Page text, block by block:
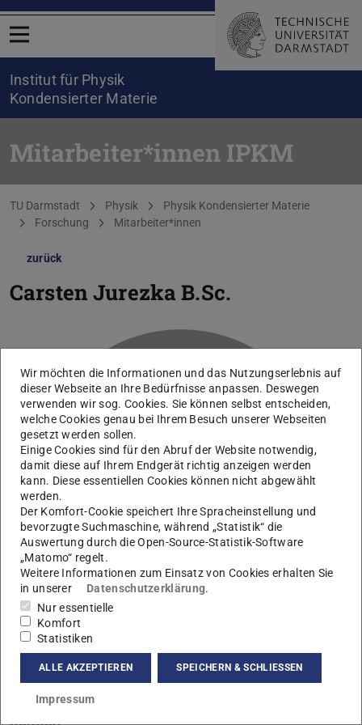
Menü öffnen
Institut für Physik
Kondensierter Materie
Mitarbeiter*innen IPKM
Sie befinden sich hier:
TU Darmstadt Physik
Physik Kondensierter Materie
Forschung
Mitarbeiter*innen
zurück
Carsten JurezkaB.Sc.
J
AG Stühn
Kontakt
Wir möchten die Informationen und das Nutzungserlebnis auf
dieser Webseite an Ihre Bedürfnisse anpassen. Deswegen
verwenden wir sog. Cookies. Sie können selbst entscheiden,
welche Cookies genau bei Ihrem Besuch unserer Webseiten
gesetzt werden sollen.
Einige Cookies sind für den Abruf der Website notwendig,
damit diese auf Ihrem Endgerät richtig anzeigen werden
kann. Diese essentiellen Cookies können nicht abgewählt
werden.
Der Komfort-Cookie speichert Ihre Spracheinstellung und
bevorzugte Suchmaschine, während „Statistik“ die
Auswertung durch die Open-Source-Statistik-Software
„Matomo“ regelt.
Weitere Informationen zum Einsatz von Cookies erhalten Sie
in unserer
Datenschutzerklärung.
Nur essentielle
Komfort
Statistiken
ALLE AKZEPTIEREN SPEICHERN & SCHLIESSEN
Impressum